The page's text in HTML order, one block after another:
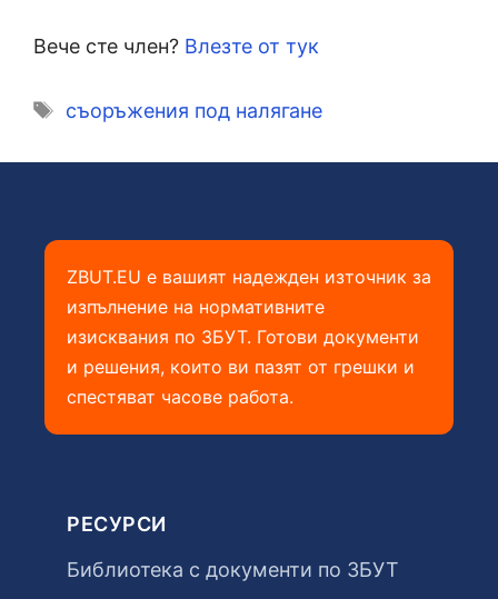
Вече сте член? Влезте от тук
Етикети
съоръжения под налягане
ZBUT.EU е вашият надежден източник за
изпълнение на нормативните
изисквания по ЗБУТ. Готови документи
и решения, които ви пазят от грешки и
спестяват часове работа.
РЕСУРСИ
Библиотека с документи по ЗБУТ